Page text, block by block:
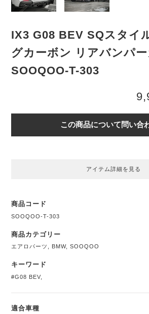
IX3 G08 BEV SQスタイ
グカーボン リアバンパ
SOOQOO-T-303
この商品について問い合
アイテム詳細を見る
商品コード
SOOQOO-T-303
商品カテゴリー
エアロパーツ BMW,SOOQOO
キーワード
#G08 BEV
適合車種